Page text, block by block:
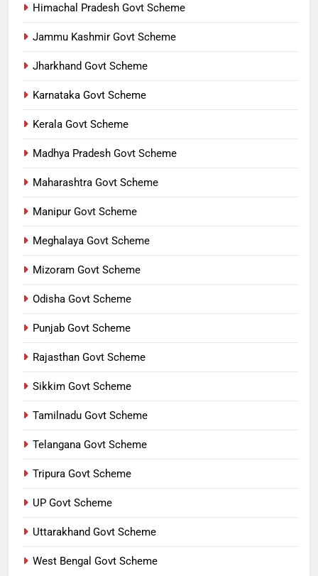
Himachal Pradesh Govt Scheme
Jammu Kashmir Govt Scheme
Jharkhand Govt Scheme
Karnataka Govt Scheme
Kerala Govt Scheme
Madhya Pradesh Govt Scheme
Maharashtra Govt Scheme
Manipur Govt Scheme
Meghalaya Govt Scheme
Mizoram Govt Scheme
Odisha Govt Scheme
Punjab Govt Scheme
Rajasthan Govt Scheme
Sikkim Govt Scheme
Tamilnadu Govt Scheme
Telangana Govt Scheme
Tripura Govt Scheme
UP Govt Scheme
Uttarakhand Govt Scheme
West Bengal Govt Scheme